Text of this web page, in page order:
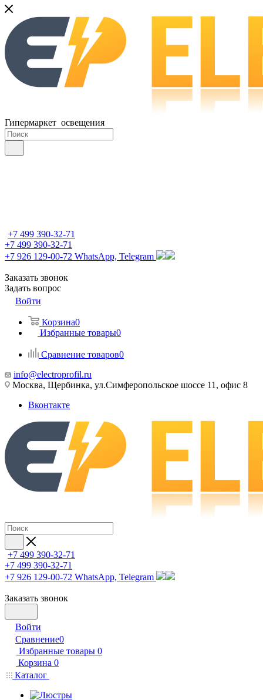
Гипермаркет освещения
+7 499 390-32-71
+7 499 390-32-71
+7 926 129-00-72 WhatsApp, Telegram
Заказать звонок
Задать вопрос
Войти
Корзина0
Избранные товары0
Сравнение товаров0
info@electroprofil.ru
Москва, Щербинка, ул.Симферопольское шоссе 11, офис 8
Вконтакте
+7 499 390-32-71
+7 499 390-32-71
+7 926 129-00-72 WhatsApp, Telegram
Заказать звонок
Войти
Сравнение0
Избранные товары 0
Корзина 0
Каталог